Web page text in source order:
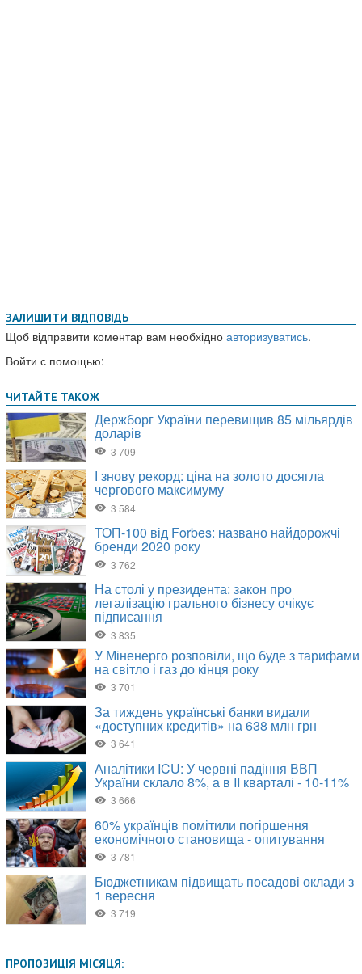
ЗАЛИШИТИ ВІДПОВІДЬ
Щоб відправити коментар вам необхідно авторизуватись.
Войти с помощью:
ПРОПОЗИЦІЯ МІСЯЦЯ: